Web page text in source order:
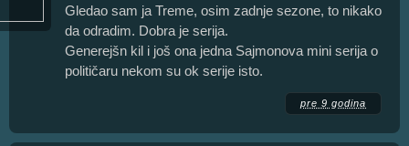
Gledao sam ja Treme, osim zadnje sezone, to nikako
da odradim. Dobra je serija.
Generejšn kil i još ona jedna Sajmonova mini serija o
političaru nekom su ok serije isto.
pre 9 godina